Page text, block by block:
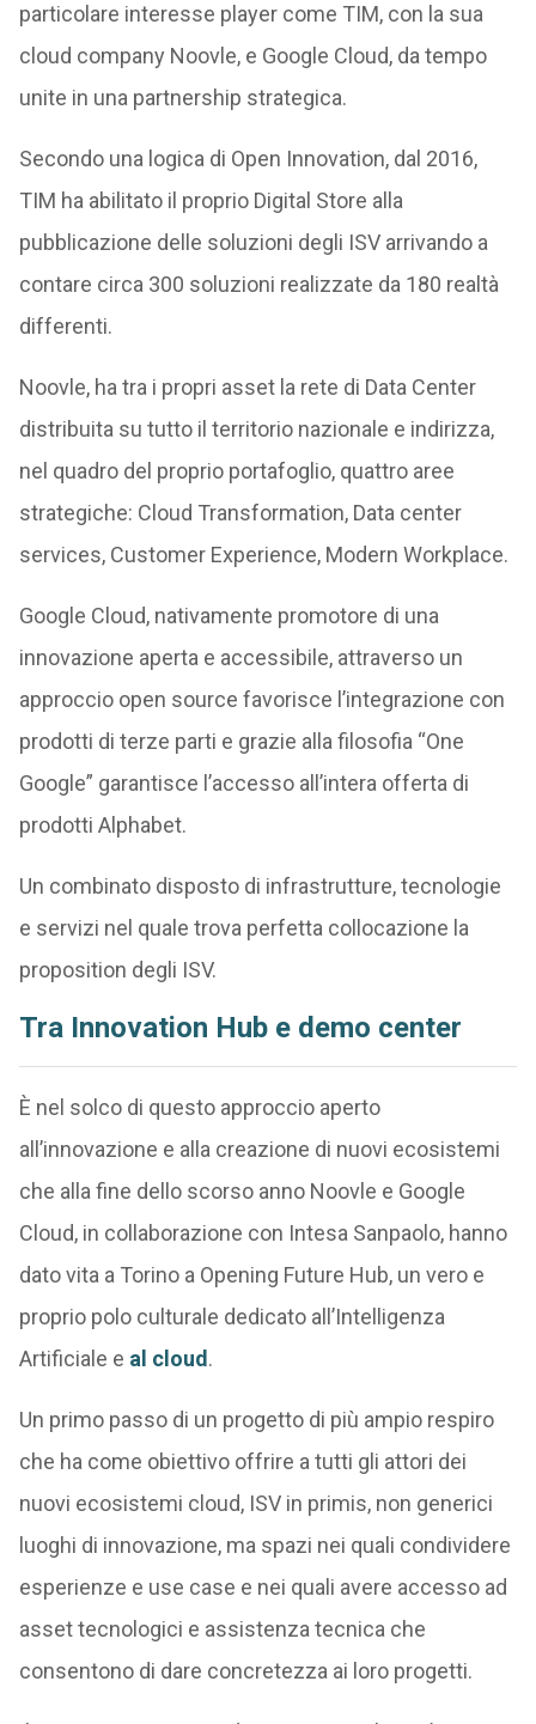
particolare interesse player come TIM, con la sua
cloud company Noovle, e Google Cloud, da tempo
unite in una partnership strategica.
Secondo una logica di Open Innovation, dal 2016,
TIM ha abilitato il proprio Digital Store alla
pubblicazione delle soluzioni degli ISV arrivando a
contare circa 300 soluzioni realizzate da 180 realtà
differenti.
Noovle, ha tra i propri asset la rete di Data Center
distribuita su tutto il territorio nazionale e indirizza,
nel quadro del proprio portafoglio, quattro aree
strategiche: Cloud Transformation, Data center
services, Customer Experience, Modern Workplace.
Google Cloud, nativamente promotore di una
innovazione aperta e accessibile, attraverso un
approccio open source favorisce l’integrazione con
prodotti di terze parti e grazie alla filosofia “One
Google” garantisce l’accesso all’intera offerta di
prodotti Alphabet.
Un combinato disposto di infrastrutture, tecnologie
e servizi nel quale trova perfetta collocazione la
proposition degli ISV.
Tra Innovation Hub e demo center
È nel solco di questo approccio aperto
all’innovazione e alla creazione di nuovi ecosistemi
che alla fine dello scorso anno Noovle e Google
Cloud, in collaborazione con Intesa Sanpaolo, hanno
dato vita a Torino a Opening Future Hub, un vero e
proprio polo culturale dedicato all’Intelligenza
Artificiale e al cloud .
Un primo passo di un progetto di più ampio respiro
che ha come obiettivo offrire a tutti gli attori dei
nuovi ecosistemi cloud, ISV in primis, non generici
luoghi di innovazione, ma spazi nei quali condividere
esperienze e use case e nei quali avere accesso ad
asset tecnologici e assistenza tecnica che
consentono di dare concretezza ai loro progetti.